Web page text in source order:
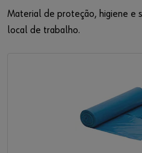
Material de proteção, higiene e
local de trabalho.